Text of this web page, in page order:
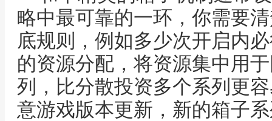
略中最可靠的一环，你需要
底规则，例如多少次开启内
的资源分配，将资源集中用
列，比分散投资多个系列更
意游戏版本更新，新的箱子